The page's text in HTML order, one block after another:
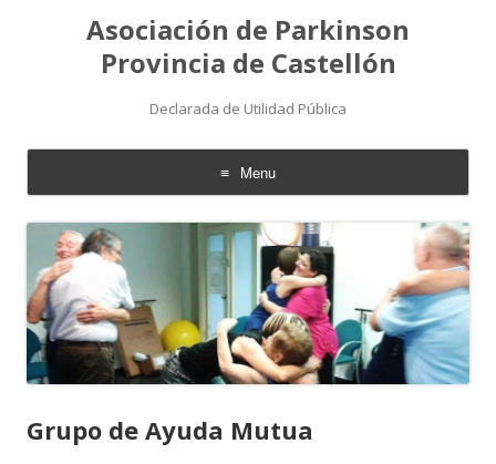
Asociación de Parkinson
Provincia de Castellón
Declarada de Utilidad Pública
Menu
Skip
to
content
Grupo de Ayuda Mutua